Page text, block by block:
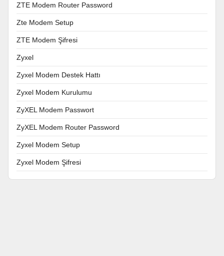
ZTE Modem Router Password
Zte Modem Setup
ZTE Modem Şifresi
Zyxel
Zyxel Modem Destek Hattı
Zyxel Modem Kurulumu
ZyXEL Modem Passwort
ZyXEL Modem Router Password
Zyxel Modem Setup
Zyxel Modem Şifresi